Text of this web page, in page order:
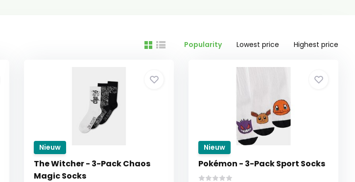
Popularity Lowest price Highest price
Nieuw
The Witcher - 3-Pack Chaos
Magic Socks
Nieuw
Pokémon - 3-Pack Sport Socks